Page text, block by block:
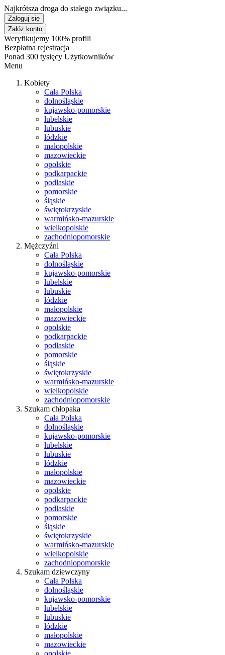
Najkrótsza droga do stałego związku...
Zaloguj się
Załóż konto
Weryfikujemy 100% profili
Bezpłatna rejestracja
Ponad 300 tysięcy Użytkowników
Menu
Kobiety
Cała Polska
dolnośląskie
kujawsko-pomorskie
lubelskie
lubuskie
łódzkie
małopolskie
mazowieckie
opolskie
podkarpackie
podlaskie
pomorskie
śląskie
świętokrzyskie
warmińsko-mazurskie
wielkopolskie
zachodniopomorskie
Mężczyźni
Cała Polska
dolnośląskie
kujawsko-pomorskie
lubelskie
lubuskie
łódzkie
małopolskie
mazowieckie
opolskie
podkarpackie
podlaskie
pomorskie
śląskie
świętokrzyskie
warmińsko-mazurskie
wielkopolskie
zachodniopomorskie
Szukam chłopaka
Cała Polska
dolnośląskie
kujawsko-pomorskie
lubelskie
lubuskie
łódzkie
małopolskie
mazowieckie
opolskie
podkarpackie
podlaskie
pomorskie
śląskie
świętokrzyskie
warmińsko-mazurskie
wielkopolskie
zachodniopomorskie
Szukam dziewczyny
Cała Polska
dolnośląskie
kujawsko-pomorskie
lubelskie
lubuskie
łódzkie
małopolskie
mazowieckie
opolskie